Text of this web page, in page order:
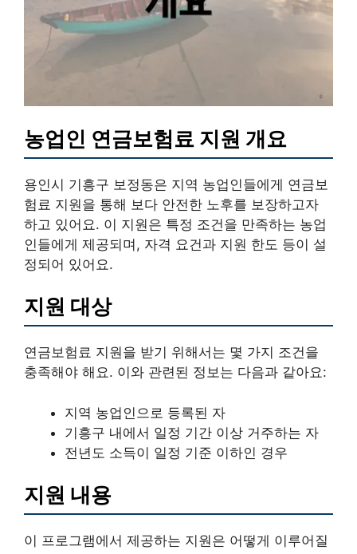
농업인 연금보험료 지원 개요
용인시 기흥구 보정동은 지역 농업인들에게 연금보
험료 지원을 통해 보다 안전한 노후를 보장하고자
하고 있어요. 이 지원은 특정 조건을 만족하는 농업
인들에게 제공되며, 자격 요건과 지원 한도 등이 설
정되어 있어요.
지원 대상
연금보험료 지원을 받기 위해서는 몇 가지 조건을
충족해야 해요. 이와 관련된 정보는 다음과 같아요:
지역 농업인으로 등록된 자
기흥구 내에서 일정 기간 이상 거주하는 자
전년도 소득이 일정 기준 이하인 경우
지원 내용
이 프로그램에서 제공하는 지원은 어떻게 이루어질